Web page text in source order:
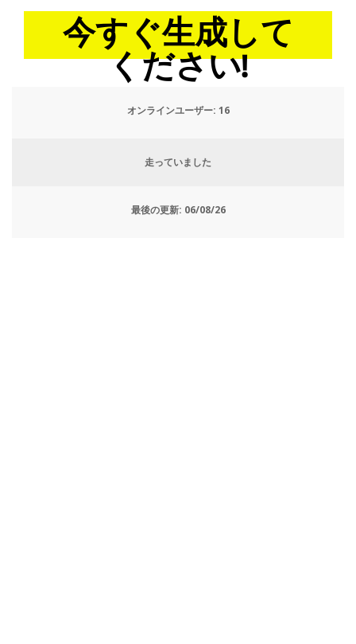
今すぐ生成して
ください!
オンラインユーザー: 19
走っていました
最後の更新: 06/08/26